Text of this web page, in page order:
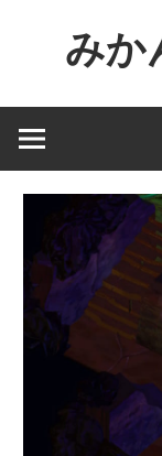
ン
へ
みか
ー
ジ
ャ
ル
で
役
に